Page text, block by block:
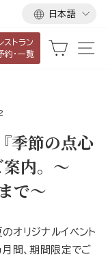
言
語
日本語
ストラン
約・一覧
カート
季節の点心
内。～
で～
オリジナルイベント
間、期間限定でご